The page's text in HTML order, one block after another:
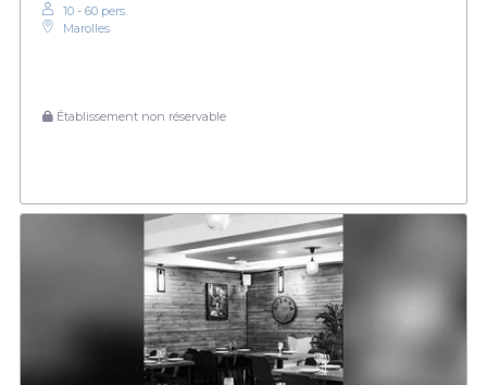
10 - 60 pers.
Marolles
Établissement non réservable